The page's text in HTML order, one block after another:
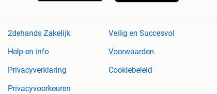
2dehands Zakelijk
Veilig en Succesvol
Help en info
Voorwaarden
Privacyverklaring
Cookiebeleid
Privacyvoorkeuren